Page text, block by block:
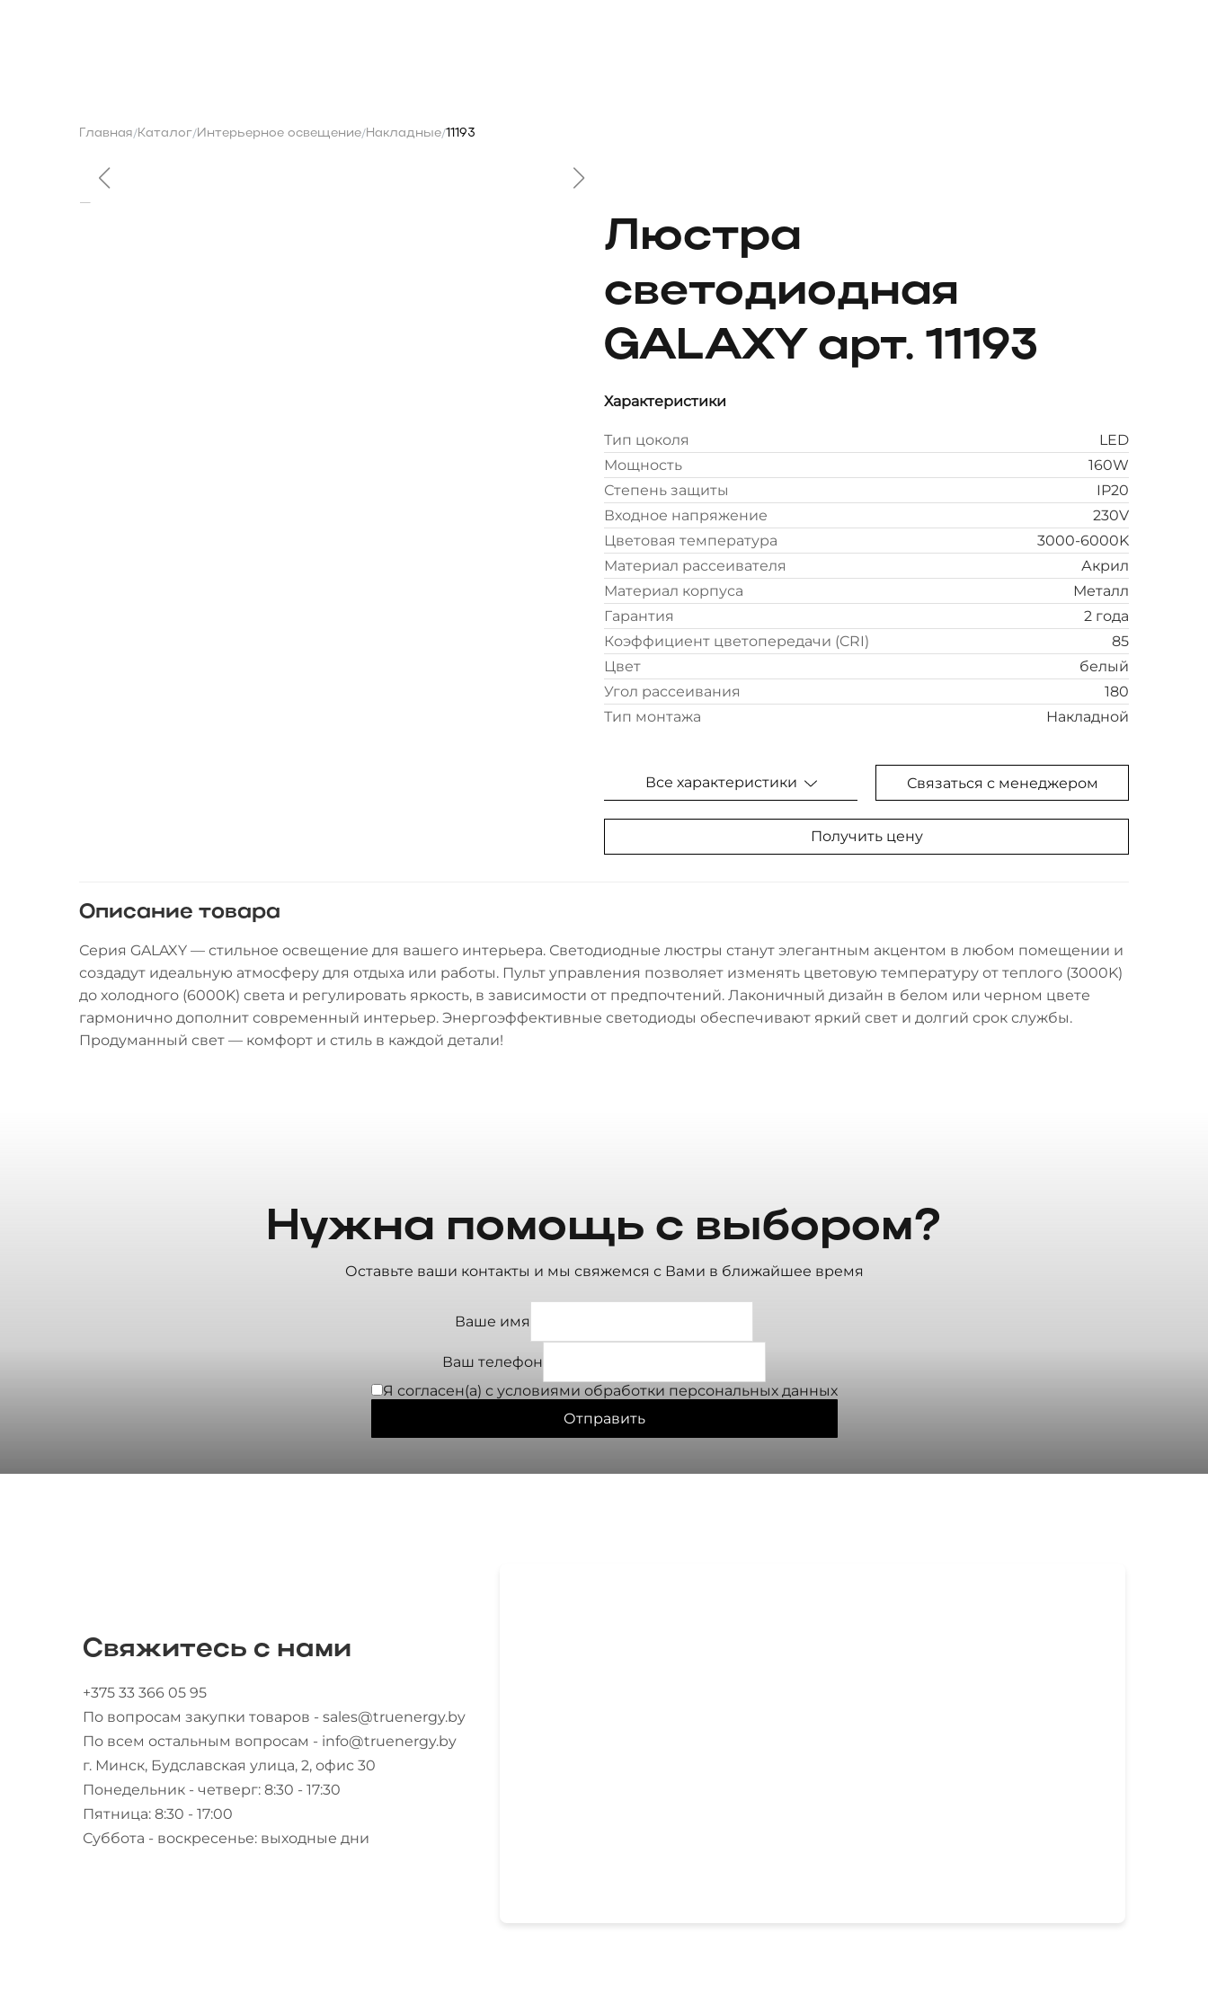
Главная/Каталог/Интерьерное освещение/Накладные/11193
Люстра
светодиодная
GALAXY арт. 11193
Характеристики
Тип цоколя
LED
Мощность
160W
Степень защиты
IP20
Входное напряжение
230V
Цветовая температура
3000-6000K
Материал рассеивателя
Акрил
Материал корпуса
Металл
Гарантия
2 года
Коэффициент цветопередачи (CRI)
85
Цвет
белый
Угол рассеивания
180
Тип монтажа
Накладной
Все характеристики Связаться с менеджером
Получить цену
Описание товара
Серия GALAXY — стильное освещение для вашего интерьера. Светодиодные люстры станут элегантным акцентом в любом помещении и
создадут идеальную атмосферу для отдыха или работы. Пульт управления позволяет изменять цветовую температуру от теплого (3000K)
до холодного (6000K) света и регулировать яркость, в зависимости от предпочтений. Лаконичный дизайн в белом или черном цвете
гармонично дополнит современный интерьер. Энергоэффективные светодиоды обеспечивают яркий свет и долгий срок службы.
Продуманный свет — комфорт и стиль в каждой детали!
Нужна помощь с выбором?
Оставьте ваши контакты и мы свяжемся с Вами в ближайшее время
Ваше имя
Ваш телефон
Я согласен(а) с условиями обработки персональных данных
Отправить
Свяжитесь с нами
+375 33 366 05 95
По вопросам закупки товаров - sales@truenergy.by
По всем остальным вопросам - info@truenergy.by
г. Минск, Будславская улица, 2, офис 30
Понедельник - четверг: 8:30 - 17:30
Пятница: 8:30 - 17:00
Суббота - воскресенье: выходные дни